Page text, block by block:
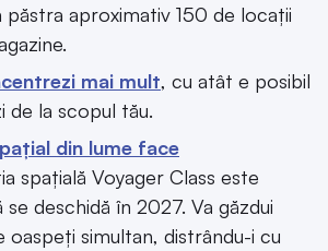
păstra aproximativ 150 de locații
mai mult, cu atât e posibil
de la scopul tău.
din lume face
spațială Voyager Class este
deschidă în 2027. Va găzdui
oaspeți simultan, distrându-i cu